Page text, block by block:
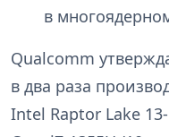
в
Qualcomm
в два раза
Intel Raptor Lake